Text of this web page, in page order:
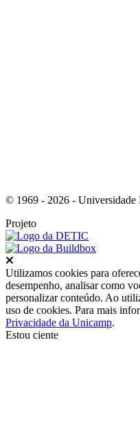
© 1969 - 2026 - Universidade
Projeto
Utilizamos cookies para
desempenho, analisar como
personalizar conteúdo. Ao
uso de cookies. Para mais
Privacidade da Unicamp.
Estou ciente